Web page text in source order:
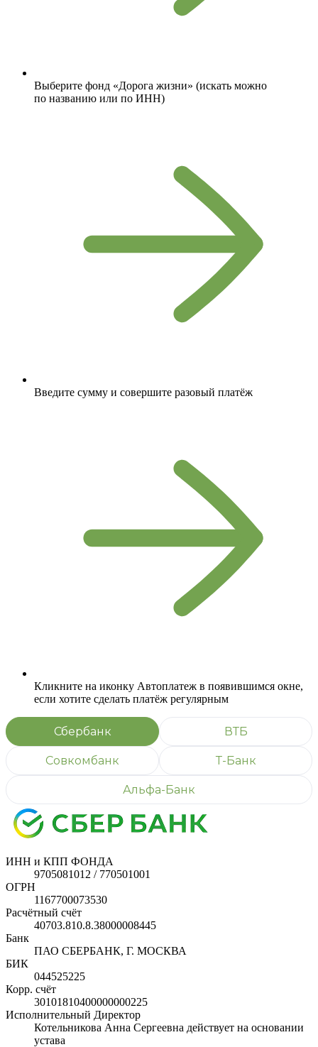
Выберите фонд «Дорога жизни» (искать можно
по названию или по ИНН)
Введите сумму и совершите разовый платёж
Кликните на иконку Автоплатеж в появившимся окне,
если хотите сделать платёж регулярным
Сбербанк ВТБ
Совкомбанк Т-Банк
Альфа-Банк
ИНН и КПП ФОНДА
9705081012 / 770501001
ОГРН
1167700073530
Расчётный счёт
40703.810.8.38000008445
Банк
ПАО СБЕРБАНК, Г. МОСКВА
БИК
044525225
Корр. счёт
30101810400000000225
Исполнительный Директор
Котельникова Анна Сергеевна действует на основании
устава